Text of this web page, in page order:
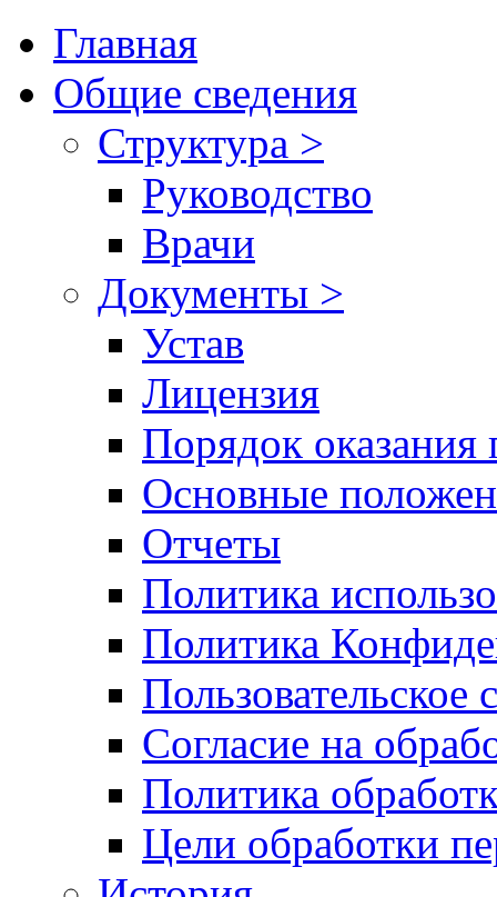
Главная
Общие сведения
Структура >
Руководство
Врачи
Документы >
Устав
Лицензия
Порядок оказания
Основные
Отчеты
Политика
Политика
Пользовательское
Согласие на
Политика
Цели обработки